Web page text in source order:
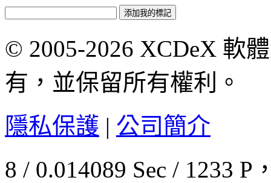
© 2005-2026 XCDeX 軟
有，並保留所有權利。
隱私保護 | 公司簡介
8 / 0.014089 Sec / 1233